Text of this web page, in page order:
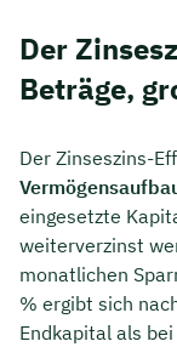
Der
Beträge,
Der Zinseszins-
eingesetzte
weiterverzinst
monatlichen
% ergibt sich
Endkapital als